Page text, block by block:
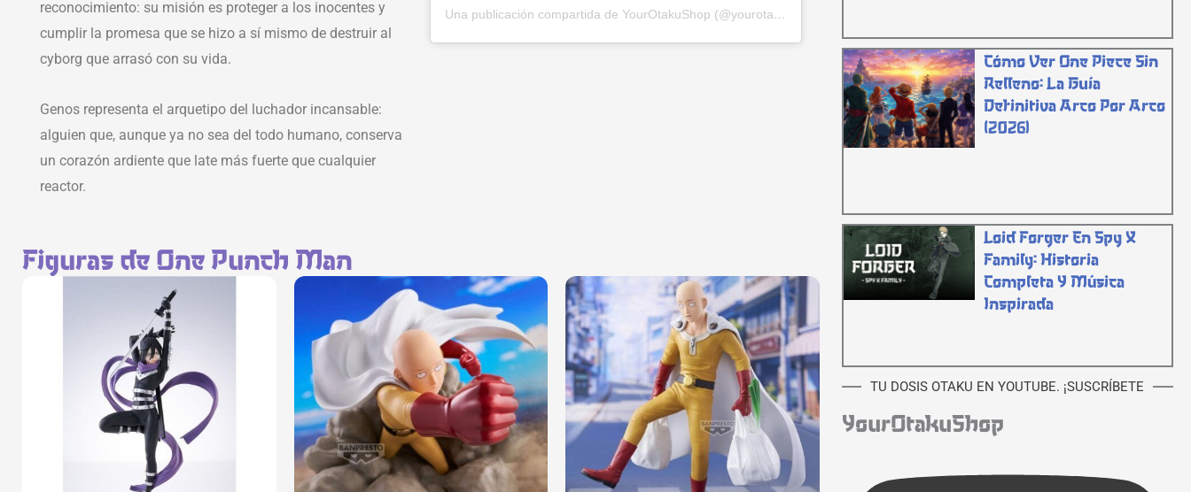
reconocimiento: su misión es proteger a los inocentes y
cumplir la promesa que se hizo a sí mismo de destruir al
cyborg que arrasó con su vida.
Genos representa el arquetipo del luchador incansable:
alguien que, aunque ya no sea del todo humano, conserva
un corazón ardiente que late más fuerte que cualquier
reactor.
Una publicación compartida de YourOtakuShop (@yourotakushop)
Figuras de One Punch Man
Cómo Ver One Piece Sin
Relleno: La Guía
Definitiva Arco Por Arco
(2026)
Loid Forger En Spy X
Family: Historia
Completa Y Música
Inspirada
TU DOSIS OTAKU EN YOUTUBE. ¡SUSCRÍBETE
YourOtakuShop